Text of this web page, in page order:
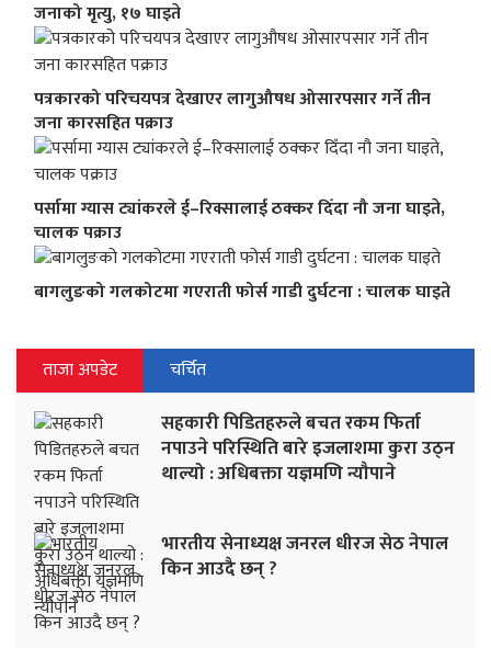
जनाको मृत्यु, १७ घाइते
पत्रकारको परिचयपत्र देखाएर लागुऔषध ओसारपसार गर्ने तीन
जना कारसहित पक्राउ
पर्सामा ग्यास ट्यांकरले ई–रिक्सालाई ठक्कर दिँदा नौ जना घाइते,
चालक पक्राउ
बागलुङको गलकोटमा गएराती फोर्स गाडी दुर्घटना : चालक घाइते
ताजा अपडेट चर्चित
सहकारी पिडितहरुले बचत रकम फिर्ता
नपाउने परिस्थिति बारे इजलाशमा कुरा उठ्न
थाल्यो : अधिबक्ता यज्ञमणि न्यौपाने
भारतीय सेनाध्यक्ष जनरल धीरज सेठ नेपाल
किन आउदै छन् ?